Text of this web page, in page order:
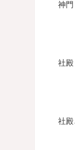
神門
社殿
社